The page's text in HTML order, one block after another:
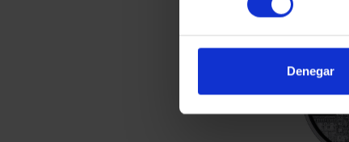
Denegar